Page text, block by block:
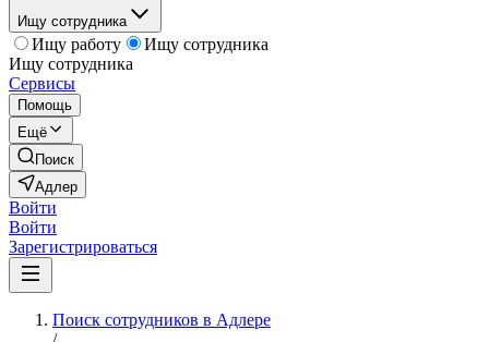
Ищу сотрудника
Ищу работу
Ищу сотрудника
Ищу сотрудника
Сервисы
Помощь
Ещё
Поиск
Адлер
Войти
Войти
Зарегистрироваться
Поиск сотрудников в Адлере